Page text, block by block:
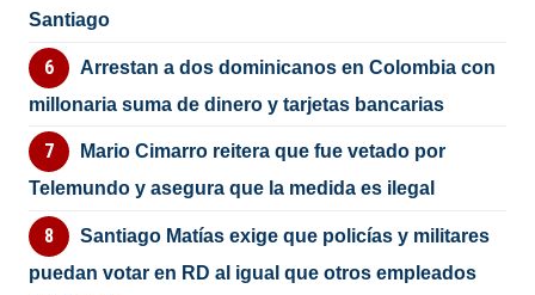
Santiago
Arrestan a dos dominicanos en Colombia con
millonaria suma de dinero y tarjetas bancarias
Mario Cimarro reitera que fue vetado por
Telemundo y asegura que la medida es ilegal
Santiago Matías exige que policías y militares
puedan votar en RD al igual que otros empleados